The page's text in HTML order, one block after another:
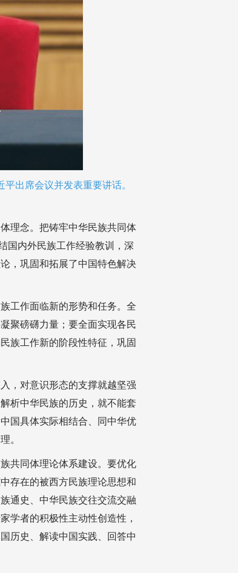
出席会议并发表重要讲话。
理念。把铸牢中华民族共同体
国内外民族工作经验教训，深
，巩固和拓展了中国特色解决
工作面临新的形势和任务。全
聚磅礴力量；要全面实现各民
族工作新的阶段性特征，巩固
，对意识形态的支撑就越坚强
析中华民族的历史，就不能套
国具体实际相结合、同中华优
。
共同体理论体系建设。要优化
存在的被西方民族理论思想和
通史、中华民族交往交流交融
学者的积极性主动性创造性，
历史、解读中国实践、回答中